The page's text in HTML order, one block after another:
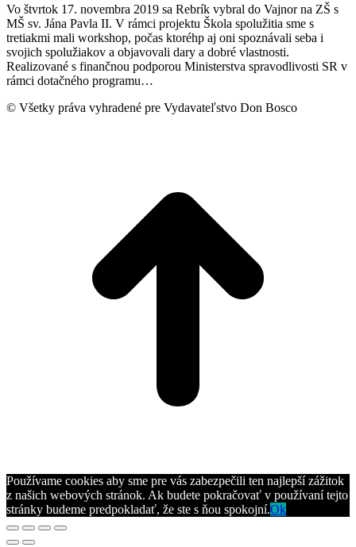
Vo štvrtok 17. novembra 2019 sa Rebrík vybral do Vajnor na ZŠ s
MŠ sv. Jána Pavla II. V rámci projektu Škola spolužitia sme s
tretiakmi mali workshop, počas ktoréhp aj oni spoznávali seba i
svojich spolužiakov a objavovali dary a dobré vlastnosti.
Realizované s finančnou podporou Ministerstva spravodlivosti SR v
rámci dotačného programu…
© Všetky práva vyhradené pre Vydavateľstvo Don Bosco
Používame cookies aby sme pre vás zabezpečili ten najlepší zážitok
z našich webových stránok. Ak budete pokračovať v používaní tejto
stránky budeme predpokladať, že ste s ňou spokojní.Ok